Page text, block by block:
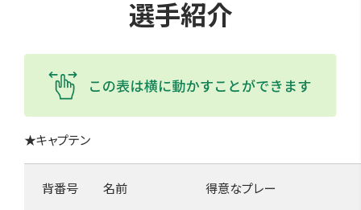
選手紹介
★キャプテン
背番号 名前 得意なプレー